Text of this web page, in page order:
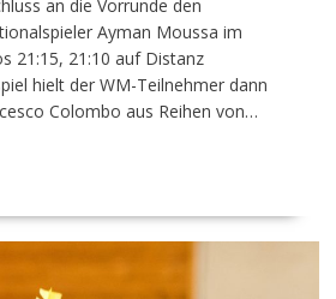
an die Vorrunde den
Ayman Moussa im
21:15, 21:10 auf Distanz
hielt der WM-Teilnehmer dann
Colombo aus Reihen von…